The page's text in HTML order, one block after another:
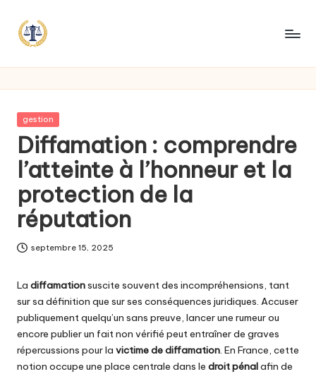
Posted
gestion
Diffamation : comprendre
l’atteinte à l’honneur et la
protection de la
réputation
septembre 15, 2025
La diffamationsuscite souvent des incompréhensions, tant
sur sa définition que sur ses conséquences juridiques. Accuser
publiquement quelqu’un sans preuve, lancer une rumeur ou
encore publier un fait non vérifié peut entraîner de graves
répercussions pour la victime de diffamation. En France, cette
notion occupe une place centrale dans le droit pénalafin de